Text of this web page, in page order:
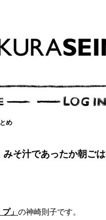
め
みそ汁であったか朝ご
」 の神崎則子です。